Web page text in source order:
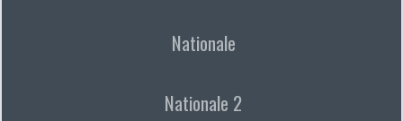
Nationale
Nationale 2